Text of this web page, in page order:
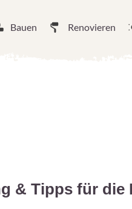
Bauen Renovieren
& Tipps für die